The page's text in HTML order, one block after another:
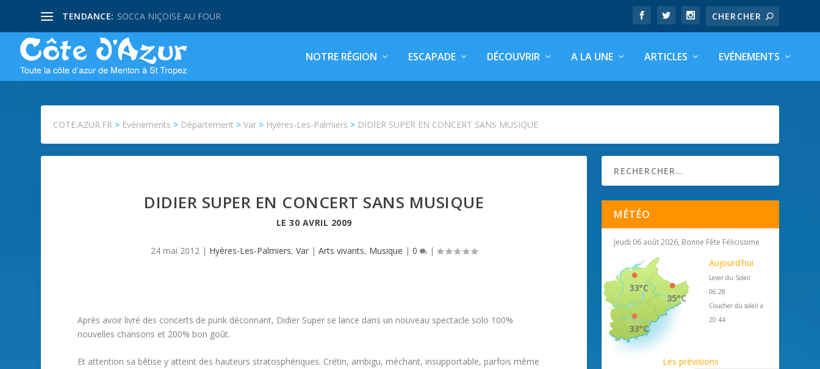
TENDANCE: SOCCA NIÇOISE AU FOUR
NOTRE RÉGION ESCAPADE DÉCOUVRIR A LA UNE ARTICLES EVÉNEMENTS
COTE.AZUR.FR > Evénements > Département >Var > Hyères-Les-Palmiers > DIDIER SUPER EN CONCERT SANS MUSIQUE
DIDIER SUPER EN CONCERT SANS MUSIQUE
LE30 AVRIL 2009
24 mai 2012 | Hyères-Les-Palmiers,Var |Arts vivants, Musique |0 |
Après avoir livré des concerts de punk déconnant, Didier Super se lance dans un nouveau spectacle solo 100%
nouvelles chansons et 200% bon goût.
Et attention sa bêtise y atteint des hauteurs stratosphériques. Crétin, ambigu, méchant, insupportable, parfois même
MÉTÉO
Jeudi 06 août 2026, Bonne Fête Félicissime
35°C
33°C
33°C
Aujourd'hui
Lever du Soleil
06:28
Coucher du soleil à
20:44
Les prévisions